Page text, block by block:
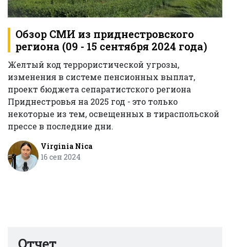
Обзор СМИ из приднестровского
региона (09 - 15 сентября 2024 года)
Желтый код террористической угрозы,
изменения в системе пенсионных выплат,
проект бюджета сепаратистского региона
Приднестровья на 2025 год - это только
некоторые из тем, освещенных в тираспольской
прессе в последние дни.
Virginia Nica
16 сен 2024
Отчет